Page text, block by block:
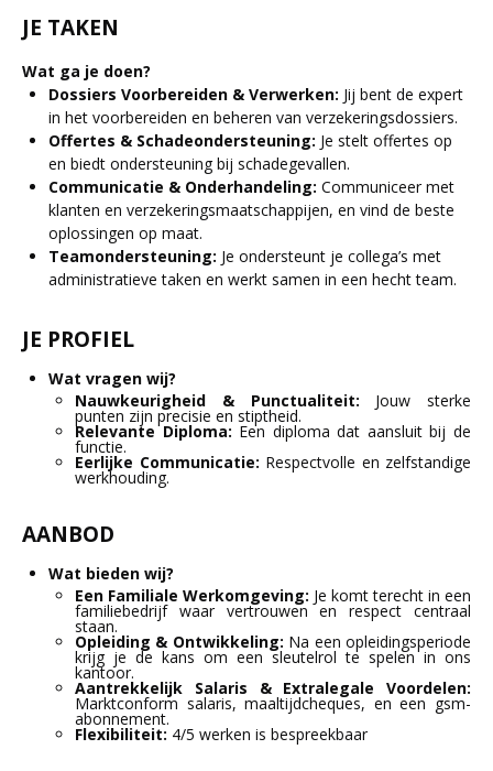
JE TAKEN
Wat ga je doen?
Dossiers Voorbereiden & Verwerken: Jij bent de expert
in het voorbereiden en beheren van verzekeringsdossiers.
Offertes & Schadeondersteuning: Je stelt offertes op
en biedt ondersteuning bij schadegevallen.
Communicatie & Onderhandeling: Communiceer met
klanten en verzekeringsmaatschappijen, en vind de beste
oplossingen op maat.
Teamondersteuning: Je ondersteunt je collega’s met
administratieve taken en werkt samen in een hecht team.
JE PROFIEL
Wat vragen wij?
Nauwkeurigheid & Punctualiteit: Jouw sterke
punten zijn precisie en stiptheid.
Relevante Diploma: Een diploma dat aansluit bij de
functie.
Eerlijke Communicatie: Respectvolle en zelfstandige
werkhouding.
AANBOD
Wat bieden wij?
Een Familiale Werkomgeving: Je komt terecht in een
familiebedrijf waar vertrouwen en respect centraal
staan.
Opleiding & Ontwikkeling: Na een opleidingsperiode
krijg je de kans om een sleutelrol te spelen in ons
kantoor.
Aantrekkelijk Salaris & Extralegale Voordelen:
Marktconform salaris, maaltijdcheques, en een gsm-
abonnement.
Flexibiliteit: 4/5 werken is bespreekbaar